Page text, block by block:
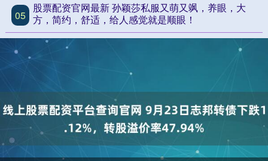
05
股票配资官网最新 孙颖莎私服又萌又飒，养眼，大
方，简约，舒适，给人感觉就是顺眼！